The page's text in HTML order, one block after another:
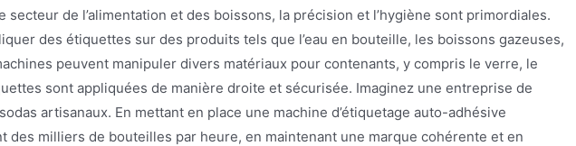
secteur de l’alimentation et des boissons, la précision et l’hygiène sont primordiales.
des étiquettes sur des produits tels que l’eau en bouteille, les boissons gazeuses,
peuvent manipuler divers matériaux pour contenants, y compris le verre, le
sont appliquées de manière droite et sécurisée. Imaginez une entreprise de
artisanaux. En mettant en place une machine d’étiquetage auto-adhésive
des milliers de bouteilles par heure, en maintenant une marque cohérente et en